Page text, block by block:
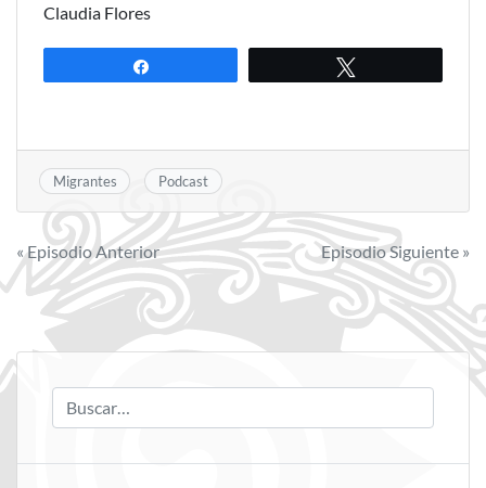
Claudia Flores
Migrantes Podcast
Navegación
de
entradas
« Episodio Anterior Episodio Siguiente »